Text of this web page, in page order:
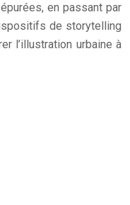
en passant par
de storytelling
l’illustration urbaine à